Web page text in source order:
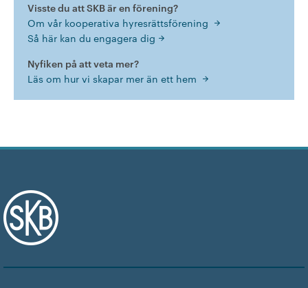
Visste du att SKB är en förening?
Om vår kooperativa hyresrättsförening
Så här kan du engagera dig
Nyfiken på att veta mer?
Läs om hur vi skapar mer än ett hem